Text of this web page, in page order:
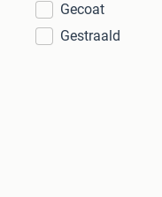
Gecoat
Gestraald